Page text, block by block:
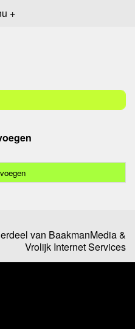
+
van BaakmanMedia&
Vrolijk Internet Services